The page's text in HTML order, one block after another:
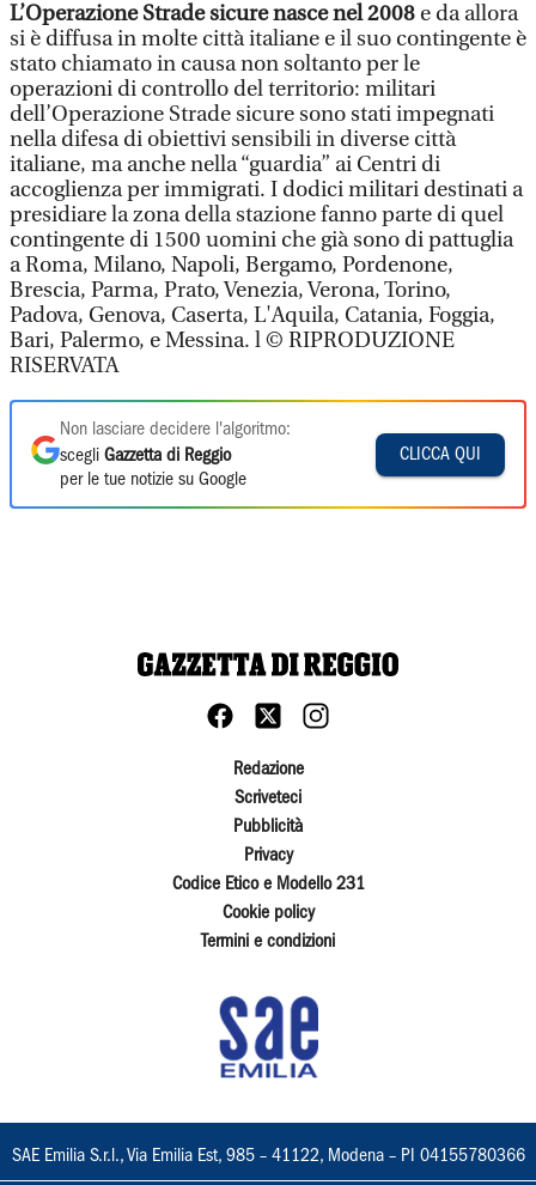
L’Operazione Strade sicure nasce nel 2008 e da allora
si è diffusa in molte città italiane e il suo contingente è
stato chiamato in causa non soltanto per le
operazioni di controllo del territorio: militari
dell’Operazione Strade sicure sono stati impegnati
nella difesa di obiettivi sensibili in diverse città
italiane, ma anche nella “guardia” ai Centri di
accoglienza per immigrati. I dodici militari destinati a
presidiare la zona della stazione fanno parte di quel
contingente di 1500 uomini che già sono di pattuglia
a Roma, Milano, Napoli, Bergamo, Pordenone,
Brescia, Parma, Prato, Venezia, Verona, Torino,
Padova, Genova, Caserta, L'Aquila, Catania, Foggia,
Bari, Palermo, e Messina. l © RIPRODUZIONE
RISERVATA
Non lasciare decidere l'algoritmo:
scegli Gazzetta di Reggio
per le tue notizie su Google
CLICCA QUI
Redazione
Scriveteci
Pubblicità
Privacy
Codice Etico e Modello 231
Cookie policy
Termini e condizioni
SAE Emilia S.r.l., Via Emilia Est, 985 – 41122, Modena – PI 04155780366